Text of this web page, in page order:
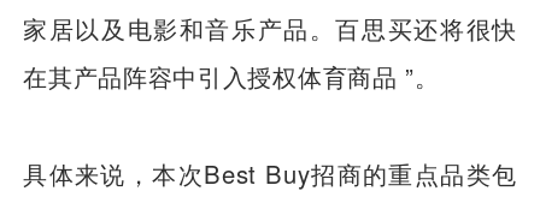
家居以及电影和音乐产品。百思买还将很快
在其产品阵容中引入授权体育商品 ”。
具体来说，本次Best Buy招商的重点品类包